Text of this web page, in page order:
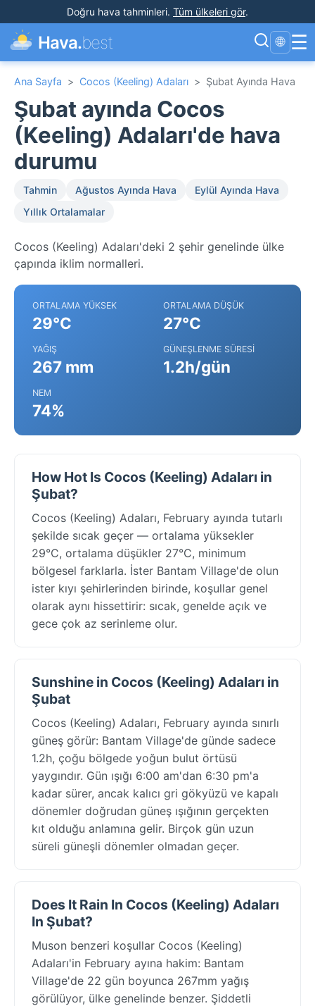
Doğru hava tahminleri. Tüm ülkeleri gör.
Hava.best 🌐 ☰
Ana Sayfa > Cocos (Keeling) Adaları > Şubat Ayında Hava
Şubat ayında Cocos
(Keeling) Adaları'de hava
durumu
Tahmin Ağustos Ayında Hava
Eylül Ayında Hava
Yıllık Ortalamalar
Cocos (Keeling) Adaları'deki 2 şehir genelinde ülke
çapında iklim normalleri.
ORTALAMA YÜKSEK
29°C
ORTALAMA DÜŞÜK
27°C
YAĞIŞ
267 mm
GÜNEŞLENME SÜRESI
1.2h/gün
NEM
74%
How Hot Is Cocos (Keeling) Adaları in
Şubat?
Cocos (Keeling) Adaları, February ayında tutarlı
şekilde sıcak geçer — ortalama yüksekler
29°C, ortalama düşükler 27°C, minimum
bölgesel farklarla. İster Bantam Village'de olun
ister kıyı şehirlerinden birinde, koşullar genel
olarak aynı hissettirir: sıcak, genelde açık ve
gece çok az serinleme olur.
Sunshine in Cocos (Keeling) Adaları in
Şubat
Cocos (Keeling) Adaları, February ayında sınırlı
güneş görür: Bantam Village'de günde sadece
1.2h, çoğu bölgede yoğun bulut örtüsü
yaygındır. Gün ışığı 6:00 am'dan 6:30 pm'a
kadar sürer, ancak kalıcı gri gökyüzü ve kapalı
dönemler doğrudan güneş ışığının gerçekten
kıt olduğu anlamına gelir. Birçok gün uzun
süreli güneşli dönemler olmadan geçer.
Does It Rain In Cocos (Keeling) Adaları
In Şubat?
Muson benzeri koşullar Cocos (Keeling)
Adaları'in February ayına hakim: Bantam
Village'de 22 gün boyunca 267mm yağış
görülüyor, ülke genelinde benzer. Şiddetli